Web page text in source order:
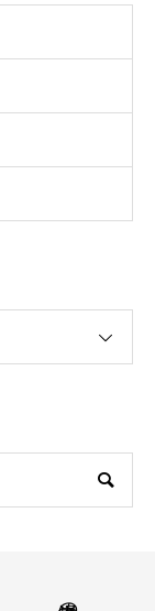
涌泉寺の方針